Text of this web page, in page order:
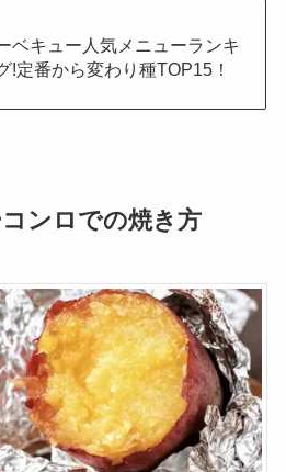
ベキュー人気メニューランキ
!定番から変わり種TOP15！
ンロでの焼き方